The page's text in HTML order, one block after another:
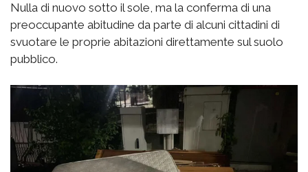
Nulla di nuovo sotto il sole, ma la conferma di una
preoccupante abitudine da parte di alcuni cittadini di
svuotare le proprie abitazioni direttamente sul suolo
pubblico.